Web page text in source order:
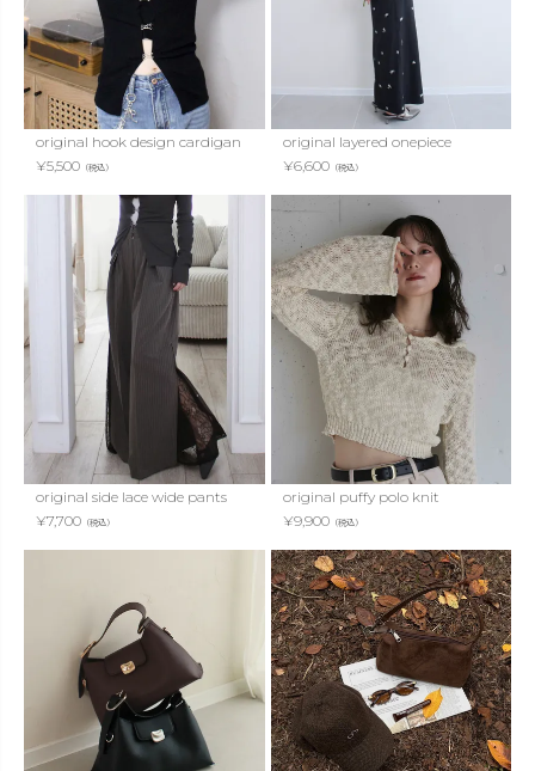
original hook design cardigan
¥5,500 （税込）
original layered onepiece
¥6,600（税込）
original side lace wide pants
¥7,700 （税込）
original puffy polo knit
¥9,900（税込）